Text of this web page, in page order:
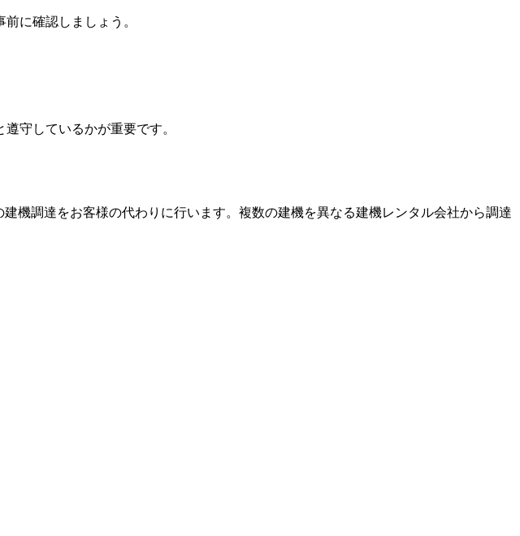
に確認しましょう。
守しているかが重要です。
機調達をお客様の代わりに行います。複数の建機を異なる建機レンタル会社から調達